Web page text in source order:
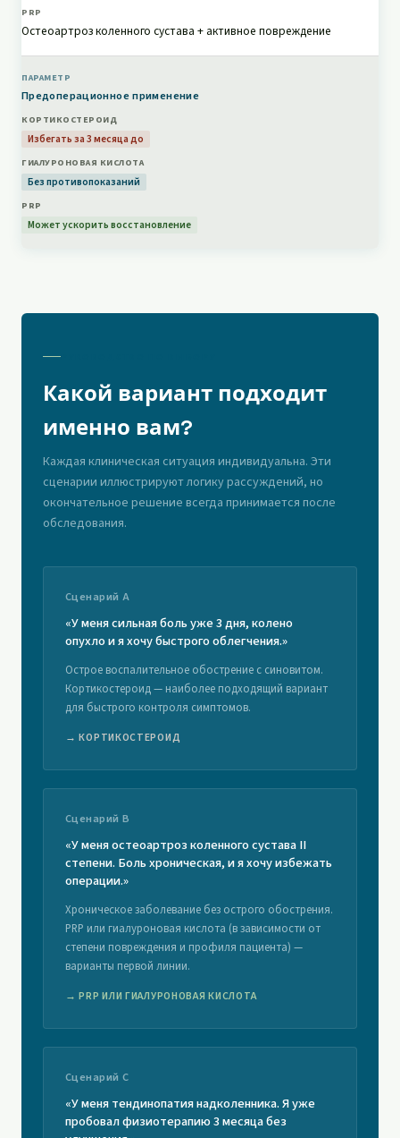
Остеоартроз коленного сустава + активное повреждение
Предоперационное применение
Избегать за 3 месяца до
Без противопоказаний
Может ускорить восстановление
Какой вариант подходит
именно вам?
Каждая клиническая ситуация индивидуальна. Эти
сценарии иллюстрируют логику рассуждений, но
окончательное решение всегда принимается после
обследования.
Сценарий A
«У меня сильная боль уже 3 дня, колено
опухло и я хочу быстрого облегчения.»
Острое воспалительное обострение с синовитом.
Кортикостероид — наиболее подходящий вариант
для быстрого контроля симптомов.
→ КОРТИКОСТЕРОИД
Сценарий B
«У меня остеоартроз коленного сустава II
степени. Боль хроническая, и я хочу избежать
операции.»
Хроническое заболевание без острого обострения.
PRP или гиалуроновая кислота (в зависимости от
степени повреждения и профиля пациента) —
варианты первой линии.
→ PRP ИЛИ ГИАЛУРОНОВАЯ КИСЛОТА
Сценарий C
«У меня тендинопатия надколенника. Я уже
пробовал физиотерапию 3 месяца без